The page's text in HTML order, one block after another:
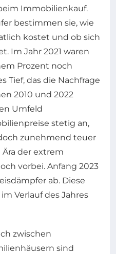
Immobilienkauf.
bestimmen sie, wie
kostet und ob sich
Im Jahr 2021 waren
Prozent noch
Tief, das die Nachfrage
2010 und 2022
Umfeld
stetig an,
zunehmend teuer
Ära der extrem
vorbei. Anfang 2023
ab. Diese
Verlauf des Jahres
zwischen
sind